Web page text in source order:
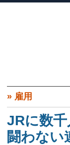
» 雇用
JRに数
闘わない